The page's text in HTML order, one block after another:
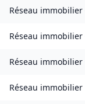
Réseau immobilier
Réseau immobilier
Réseau immobilier
Réseau immobilier